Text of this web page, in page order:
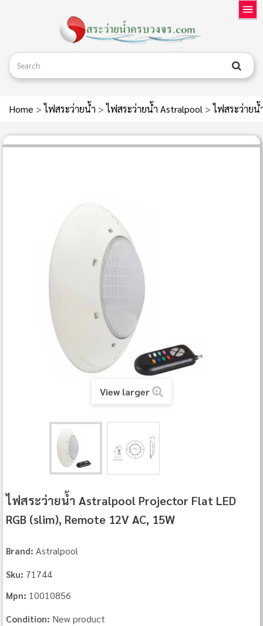
Home > ไฟสระว่ายน้ำ > ไฟสระว่ายน้ำ Astralpool > ไฟสระว่ายน้
View larger
ไฟสระว่ายน้ำ Astralpool Projector Flat LED
RGB (slim), Remote 12V AC, 15W
Brand: Astralpool
Sku: 71744
Mpn: 10010856
Condition: New product